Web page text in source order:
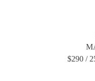
$290 /